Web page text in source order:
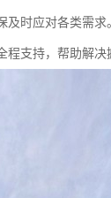
时应对各类需求
支持，帮助解决